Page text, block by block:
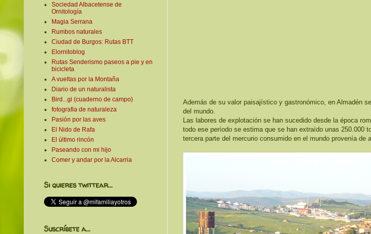
Además de su valor paisajístico y gastronómico, en Almadén
del mundo.
Las labores de explotación se han sucedido desde la época
todo ese período se estima que se han extraído unas 250.000
tercera parte del mercurio consumido en el mundo provenía de
Sociedad Albacetense de
Ornitología
Magia Serrana
Rumbos naturales
Ciudad de Burgos: Rutas BTT
Elornitoblog
Rutas Senderismo paseos a pie y en
bicicleta
A vueltas por la Montaña
Diario de un naturalista
Bird...gi (cuaderno de campo)
fotografia de naturaleza
Pasión por las aves
El Nido de Rafa
El último rincón
Paseando con mi hijo
Comer y andar por la Alcarria
Si quieres twittear...
Suscríbete a...